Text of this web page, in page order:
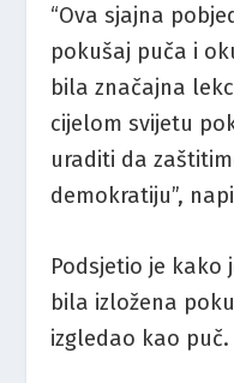
“Ova sjajna
pokušaj puča i
bila značajna
cijelom svijetu
uraditi da
demokratiju”,
Podsjetio je kako
bila izložena
izgledao kao puč.